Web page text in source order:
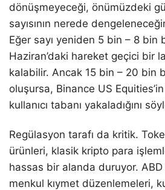
dönüşmeyeceği, önümüzdeki
sayısının nerede
Eğer sayı yeniden 5 bin – 8 bin
Haziran’daki hareket geçici bir
kalabilir. Ancak 15 bin – 20 bin
oluşursa, Binance US
kullanıcı tabanı yakaladığını
Regülasyon tarafı da kritik.
ürünleri, klasik kripto para
hassas bir alanda duruyor.
menkul kıymet düzenlemeleri,